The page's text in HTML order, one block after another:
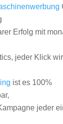
Erfolg mit
jeder Klick
ist es 100%
jeder